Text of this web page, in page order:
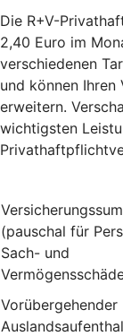
Die R+V-
2,40 Euro im
verschiedenen
und können
erweitern.
wichtigsten
(pauschal für
Sach- und
Vorübergehender